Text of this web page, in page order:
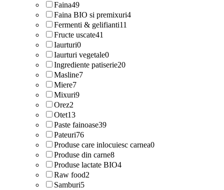
Faina49
Faina BIO si premixuri4
Fermenti & gelifianti11
Fructe uscate41
Iaurturi0
Iaurturi vegetale0
Ingrediente patiserie20
Masline7
Miere7
Mixuri9
Orez2
Otet13
Paste fainoase39
Pateuri76
Produse care inlocuiesc carnea0
Produse din carne8
Produse lactate BIO4
Raw food2
Samburi5